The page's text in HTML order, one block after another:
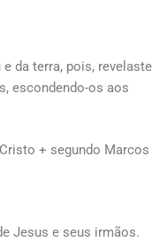
da terra, pois, revelaste
escondendo-os aos
+ segundo Marcos
Jesus e seus irmãos.